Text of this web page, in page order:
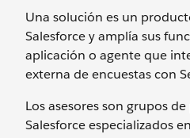
Una solución es un
Salesforce y amplía sus
aplicación o agente que
externa de encuestas con
Los asesores son grupos
Salesforce especializados